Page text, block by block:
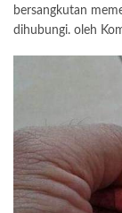
bersangkutan
dihubungi. oleh